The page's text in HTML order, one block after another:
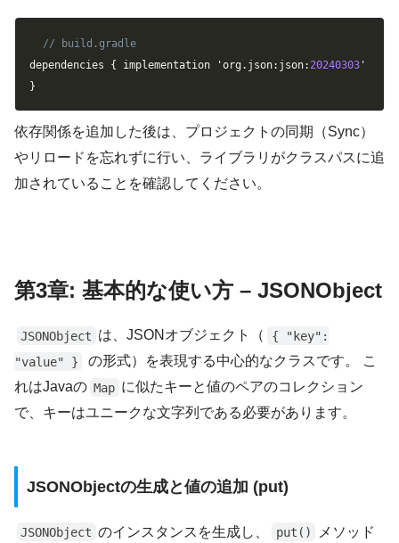
// build.gradle
dependencies { implementation 'org . json: json: 20240303 '
}
依存関係を追加した後は、プロジェクトの同期（Sync）
やリロードを忘れずに行い、ライブラリがクラスパスに追
加されていることを確認してください。
第3章: 基本的な使い方 – JSONObject
JSONObject は、JSONオブジェクト（
{ "key":
"value" }
の形式）を表現する中心的なクラスです。 こ
れはJavaの Map に似たキーと値のペアのコレクション
で、キーはユニークな文字列である必要があります。
JSONObjectの生成と値の追加 (put)
JSONObject のインスタンスを生成し、 put()
メソッド